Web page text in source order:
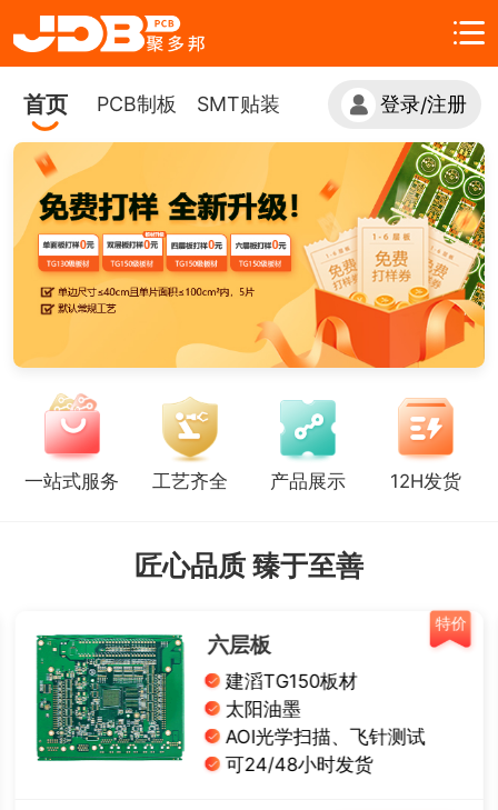
首页 PCB制板 SMT贴装 登录/注册
一站式服务 工艺齐全 产品展示 12H发货
匠心品质 臻于至善
特价
六层板
建滔TG150板材
太阳油墨
AOI光学扫描、飞针测试
可24/48小时发货